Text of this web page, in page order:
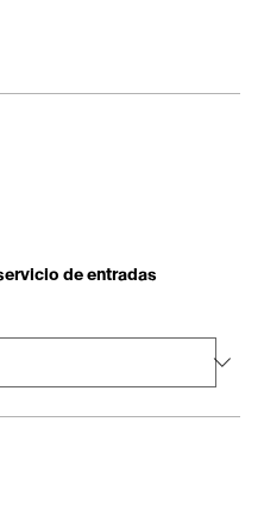
del evento.
del evento,
y más. Este es un
toda la
del texto, dirígete a
del evento.
de entradas